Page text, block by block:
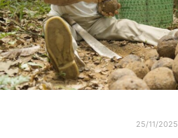
25/11/2025